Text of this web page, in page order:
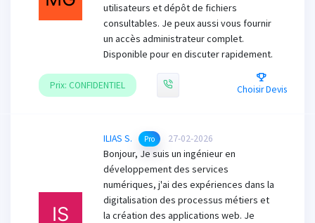
utilisateurs et dépôt de fichiers
consultables. Je peux aussi vous fournir
un accès administrateur complet.
Disponible pour en discuter rapidement.
Prix: CONFIDENTIEL Choisir Devis
ILIAS S. Pro 27-02-2026
Bonjour, Je suis un ingénieur en
développement des services
numériques, j'ai des expériences dans la
digitalisation des processus métiers et
la création des applications web. Je